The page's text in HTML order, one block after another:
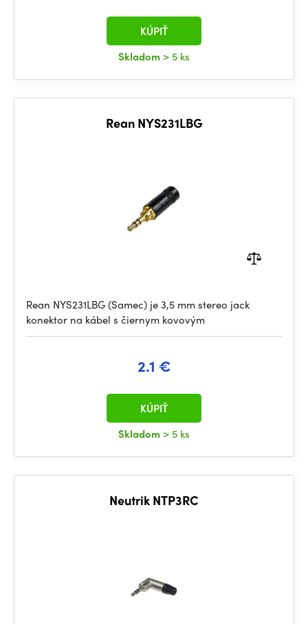
Skladom > 5 ks
KÚPIŤ
Rean NYS231LBG
Rean NYS231LBG (Samec) je 3,5 mm stereo jack
konektor na kábel s čiernym kovovým
2.1 €
Skladom > 5 ks
KÚPIŤ
Neutrik NTP3RC